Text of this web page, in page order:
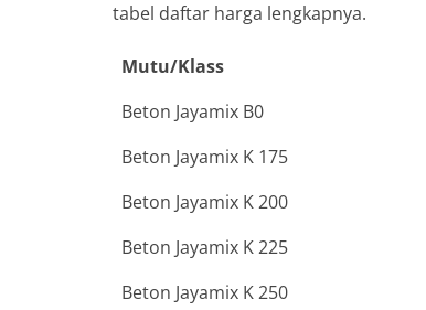
tabel daftar harga lengkapnya.
Mutu/Klass
Beton Jayamix B0
Beton Jayamix K 175
Beton Jayamix K 200
Beton Jayamix K 225
Beton Jayamix K 250